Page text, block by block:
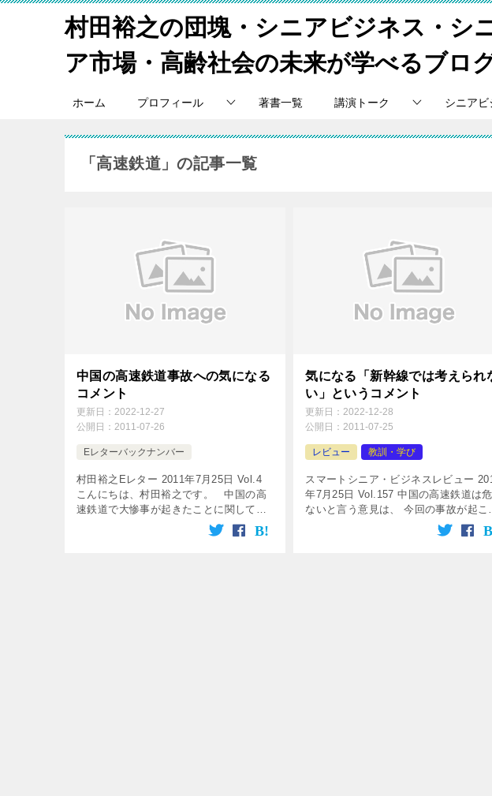
村田裕之の団塊・シニアビジネス・シ
ア市場・高齢社会の未来が学べるブロ
ホーム プロフィール 著書一覧 講演トーク シニアビ
「高速鉄道」の記事一覧
中国の高速鉄道事故への気になる
コメント
更新日： 2022-12-27
公開日： 2011-07-26
Eレターバックナンバー
村田裕之Eレター 2011年7月25日 Vol.4
こんにちは、村田裕之です。 中国の高
速鉄道で大惨事が起きたことに関して、
日本のメディアには中国に批判的な意見
が多く掲載されています。 私は […]
気になる「新幹線では考えられ
い」というコメント
更新日：2022-12-28
公開日：2011-07-25
レビュー 教訓・学び
スマートシニア・ビジネスレビュー
年7月25日 Vol.157 中国の高速鉄道は危
ないと言う意見は、 今回の事故が起こ
以前からずっと指摘されていた。 日
の新幹線、欧州の高速鉄道のいいとこ